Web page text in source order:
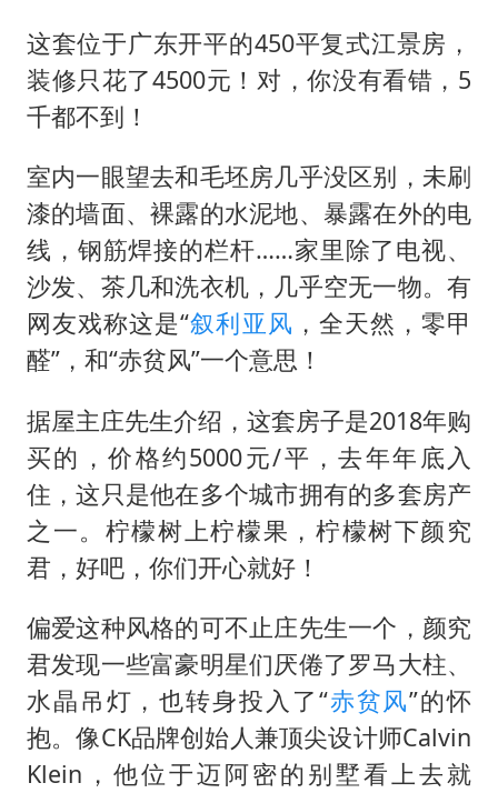
韩军前线部队连曝丑闻
这套位于广东开平的450平复式江景房，
装修只花了4500元！对，你没有看错，5
千都不到！
室内一眼望去和毛坯房几乎没区别，未刷
漆的墙面、裸露的水泥地、暴露在外的电
线，钢筋焊接的栏杆……家里除了电视、
沙发、茶几和洗衣机，几乎空无一物。有
网友戏称这是“叙利亚风 ，全天然，零甲
醛”，和“赤贫风”一个意思！
据屋主庄先生介绍，这套房子是2018年购
买的，价格约5000元/平，去年年底入
住，这只是他在多个城市拥有的多套房产
之一。柠檬树上柠檬果，柠檬树下颜究
君，好吧，你们开心就好！
偏爱这种风格的可不止庄先生一个，颜究
君发现一些富豪明星们厌倦了罗马大柱、
水晶吊灯，也转身投入了“赤贫风”的怀
抱。像CK品牌创始人兼顶尖设计师Calvin
Klein，他位于迈阿密的别墅看上去就